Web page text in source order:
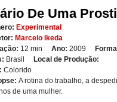
De Uma
Experimental
Marcelo Ikeda
12 min Ano: 2009
Brasil
Local de Produção:
Colorido
A rotina do trabalho, a
de uma mulher.